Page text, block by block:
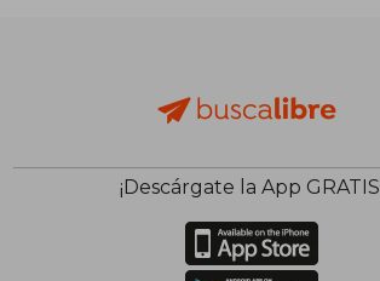
$ 119.49
¡Descárgate la App